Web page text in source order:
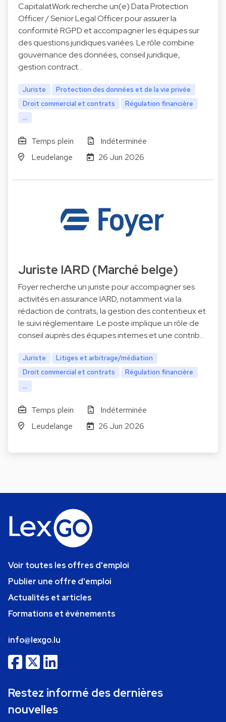
CapitalatWork recherche un(e) Data Protection
Officer / Senior Legal Officer pour assurer la
conformité RGPD et accompagner les équipes sur
des questions juridiques variées. Le rôle combine
gouvernance des données, conseil juridique,
gestion contract…
Juriste
Protection des données et de la vie privée
Droit commercial et contrats
Régulation financière
...
Temps plein
Indéterminée
Leudelange
26 Jun 2026
Juriste IARD (Marché belge)
Foyer recherche un juriste pour accompagner ses
activités en assurance IARD, notamment via la
rédaction de contrats, la gestion des contentieux et
le suivi réglementaire. Le poste implique un rôle de
conseil auprès des équipes internes et une contrib…
Juriste
Litiges et arbitrage/médiation
Droit commercial et contrats
Régulation financière
...
Temps plein
Indéterminée
Leudelange
26 Jun 2026
Voir toutes les offres d'emploi
Publier une offre d'emploi
Actualités et articles
Formations et événements
info@lexgo.lu
Restez informé des dernières
nouvelles